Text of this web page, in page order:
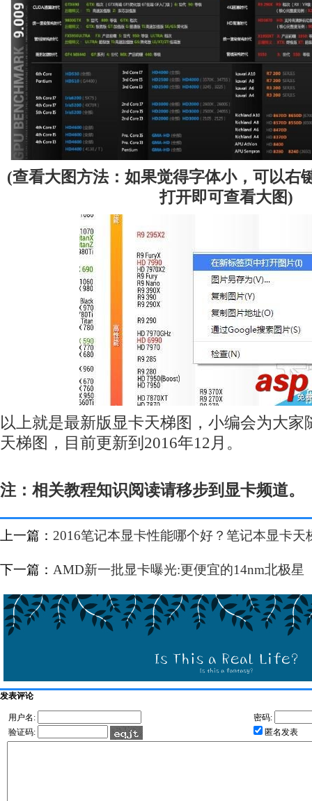
(查看大图方法：如果觉得字体小，可以右
打开即可查看大图)
以上就是最新版显卡天梯图，小编会为大家
天梯图，目前更新到2016年12月。
注：相关教程知识阅读请移步到 显卡频道。
上一篇： 2016笔记本显卡性能哪个好？笔记本显卡天
下一篇： AMD新一批显卡曝光:更便宜的14nm北极星
发表评论
用户名:
密码:
验证码:
匿名发表